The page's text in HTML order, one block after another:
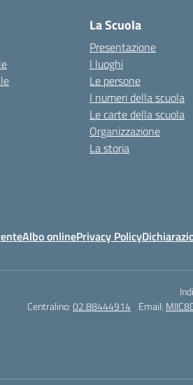
La Scuola
Presentazione
I luoghi
Le persone
I numeri della scuola
Le carte della scuola
Organizzazione
La storia
Albo onlinePrivacy Policy
Centralino:02.88444914 Email: